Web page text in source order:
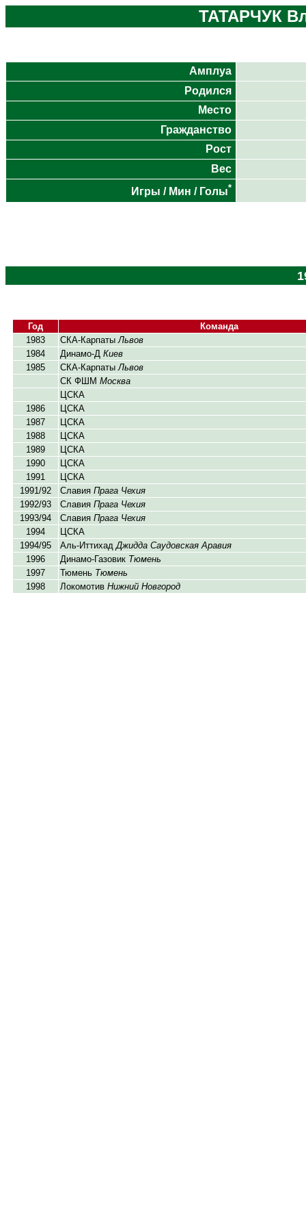
ТАТАРЧУК
Амплуа
Родился
Место
Гражданство
Рост
Вес
Игры / Мин / Голы*
Год
Команда
1983
СКА-КарпатыЛьвов
1984
Динамо-Д Киев
1985
СКА-КарпатыЛьвов
СК ФШМ Москва
ЦСКА
1986
ЦСКА
1987
ЦСКА
1988
ЦСКА
1989
ЦСКА
1990
ЦСКА
1991
ЦСКА
1991/92
Славия Прага Чехия
1992/93
Славия Прага Чехия
1993/94
Славия Прага Чехия
1994
ЦСКА
1994/95
Аль-ИттихадДжидда Саудовская Аравия
1996
Динамо-Газовик Тюмень
1997
Тюмень Тюмень
1998
Локомотив Нижний Новгород